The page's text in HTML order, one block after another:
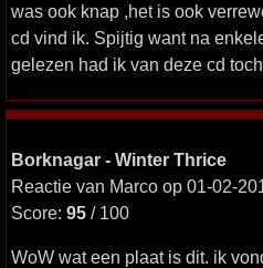
was ook knap ,het is ook
cd vind ik. Spijtig want na
gelezen had ik van deze cd
Borknagar - Winter Thrice
Reactie van Marco op 01-02-
Score: 95 / 100
WoW wat een plaat is dit. ik